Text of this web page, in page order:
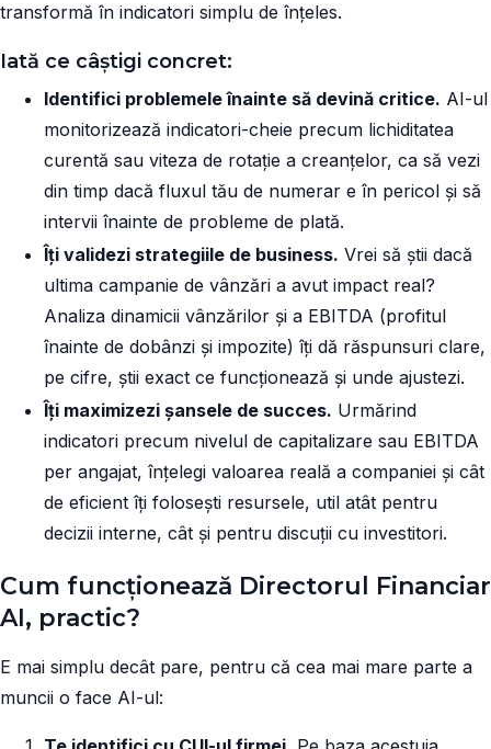
transformă în indicatori simplu de înțeles.
Iată ce câștigi concret:
Identifici problemele înainte să devină critice. AI-ul
monitorizează indicatori-cheie precum lichiditatea
curentă sau viteza de rotație a creanțelor, ca să vezi
din timp dacă fluxul tău de numerar e în pericol și să
intervii înainte de probleme de plată.
Îți validezi strategiile de business. Vrei să știi dacă
ultima campanie de vânzări a avut impact real?
Analiza dinamicii vânzărilor și a EBITDA (profitul
înainte de dobânzi și impozite) îți dă răspunsuri clare,
pe cifre, știi exact ce funcționează și unde ajustezi.
Îți maximizezi șansele de succes. Urmărind
indicatori precum nivelul de capitalizare sau EBITDA
per angajat, înțelegi valoarea reală a companiei și cât
de eficient îți folosești resursele, util atât pentru
decizii interne, cât și pentru discuții cu investitori.
Cum funcționează Directorul Financiar
AI, practic?
E mai simplu decât pare, pentru că cea mai mare parte a
muncii o face AI-ul: